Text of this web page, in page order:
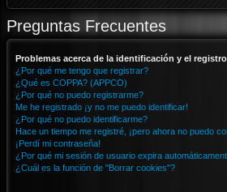
Preguntas Frecuentes
Problemas acerca de la identificación y el registro
¿Por qué me tengo que registrar?
¿Qué es COPPA? (APPCO)
¿Por qué no puedo registrarme?
Me he registrado ¡y no me puedo identificar!
¿Por qué no puedo identificarme?
Hace un tiempo me registré, ¡pero ahora no puedo
¡Perdí mi contraseña!
¿Por qué mi sesión de usuario expira
¿Cuál es la función de "Borrar cookies"?